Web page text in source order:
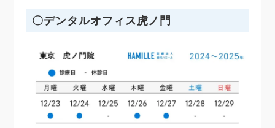
〇デンタルオフィス虎ノ門